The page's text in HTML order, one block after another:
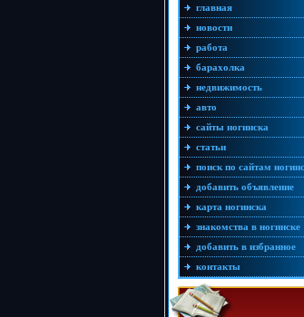
главная
новости
работа
барахолка
недвижимость
авто
сайты ногинска
статьи
поиск по сайтам
добавить объявление
карта ногинска
знакомства в ногинске
добавить в избранное
контакты